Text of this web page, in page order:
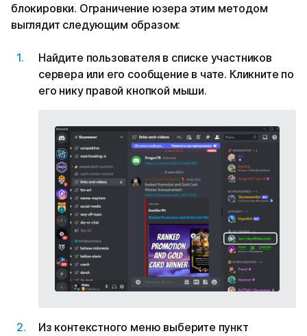
блокировки. Ограничение юзера этим методом
выглядит следующим образом:
Найдите пользователя в списке участников
сервера или его сообщение в чате. Кликните по
его нику правой кнопкой мыши.
Из контекстного меню выберите пункт